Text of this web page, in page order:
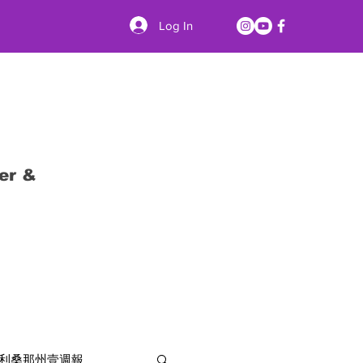
Log In
&
桑那州壹週報